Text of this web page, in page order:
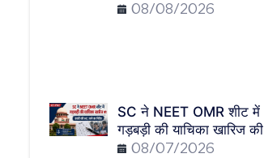
08/08/2026
SC ने NEET OMR शीट में
गड़बड़ी की याचिका खारिज की
08/07/2026